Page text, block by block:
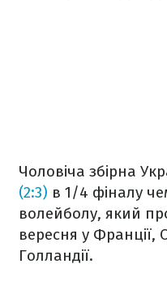
Чоловіча збірна
(2:3) в 1/4 фіналу
волейболу, який
вересня у Франції,
Голландії.